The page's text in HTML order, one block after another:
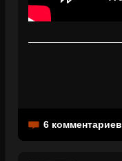
6 комментариев